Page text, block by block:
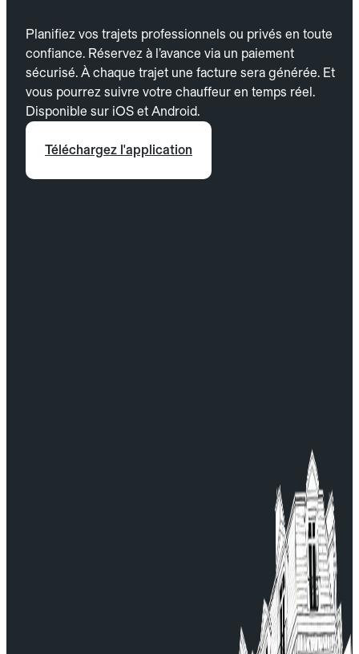
Planifiez vos trajets professionnels ou privés en toute
confiance. Réservez à l’avance via un paiement
sécurisé. À chaque trajet une facture sera générée. Et
vous pourrez suivre votre chauffeur en temps réel.
Disponible sur iOS et Android.
Téléchargez l'application